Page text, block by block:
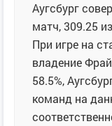
Аугсбург
матч, 309.25
При игре на
владение
58.5%,
команд на